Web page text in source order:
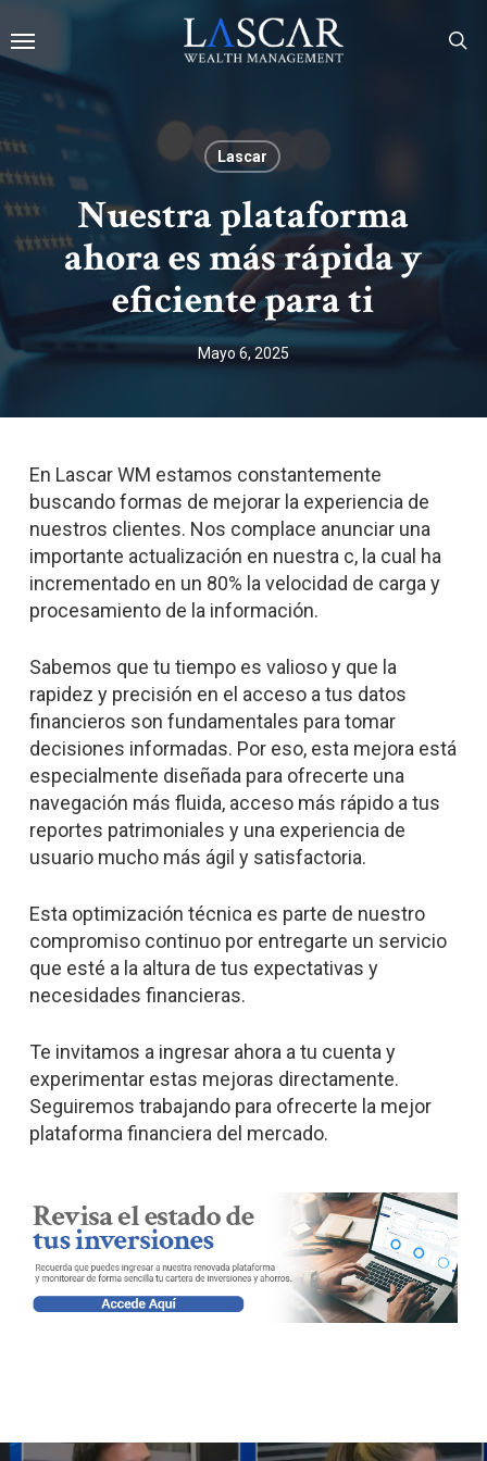
main
content
Lascar
Nuestra plataforma
ahora es más rápida y
eficiente para ti
Mayo 6, 2025
En Lascar WM estamos constantemente
buscando formas de mejorar la experiencia de
nuestros clientes. Nos complace anunciar una
importante actualización en nuestra c, la cual ha
incrementado en un 80% la velocidad de carga y
procesamiento de la información.
Sabemos que tu tiempo es valioso y que la
rapidez y precisión en el acceso a tus datos
financieros son fundamentales para tomar
decisiones informadas. Por eso, esta mejora está
especialmente diseñada para ofrecerte una
navegación más fluida, acceso más rápido a tus
reportes patrimoniales y una experiencia de
usuario mucho más ágil y satisfactoria.
Esta optimización técnica es parte de nuestro
compromiso continuo por entregarte un servicio
que esté a la altura de tus expectativas y
necesidades financieras.
Te invitamos a ingresar ahora a tu cuenta y
experimentar estas mejoras directamente.
Seguiremos trabajando para ofrecerte la mejor
plataforma financiera del mercado.